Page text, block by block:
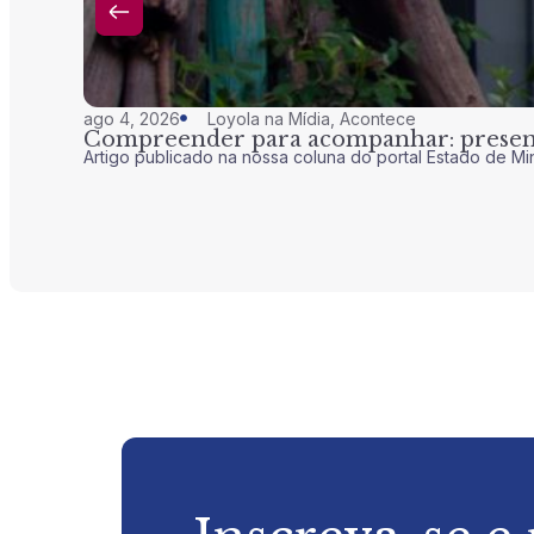
ago 4, 2026 Loyola na Mídia Acontece
Compreender para acompanhar:
Artigo publicado na nossa coluna do portal Estado de